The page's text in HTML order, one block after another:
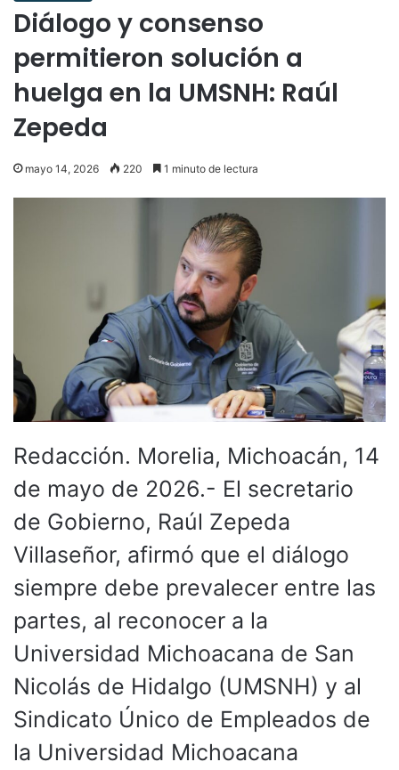
Diálogo y consenso
permitieron solución a
huelga en la UMSNH: Raúl
Zepeda
mayo 14, 2026 220 1 minuto de lectura
Redacción. Morelia, Michoacán, 14
de mayo de 2026.- El secretario
de Gobierno, Raúl Zepeda
Villaseñor, afirmó que el diálogo
siempre debe prevalecer entre las
partes, al reconocer a la
Universidad Michoacana de San
Nicolás de Hidalgo (UMSNH) y al
Sindicato Único de Empleados de
la Universidad Michoacana